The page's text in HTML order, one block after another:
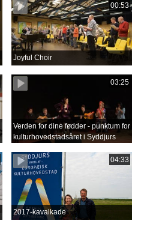
00:53
Joyful Choir
03:25
Verden for dine fødder - punktum for
kulturhovedstadsåret i Syddjurs
04:33
2017-kavalkade